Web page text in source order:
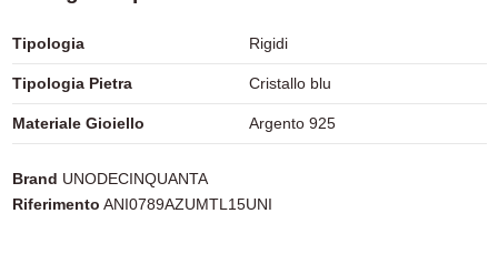
Tipologia Rigidi
Tipologia Pietra Cristallo blu
Materiale Gioiello Argento 925
Brand UNODECINQUANTA
Riferimento ANI0789AZUMTL15UNI